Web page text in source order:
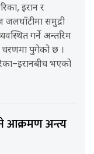
इरान र
समुद्री
गर्ने अन्तरिम
चरणमा पुगेको छ ।
भएको
आक्रमण अन्त्य